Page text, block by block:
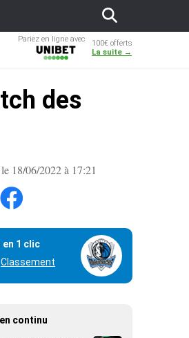
Pariez en ligne avec
100€ offerts
La suite →
des
18/06/2022 à 17:21
en 1 clic
Classement
continu